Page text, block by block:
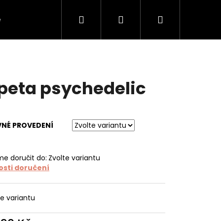
Kontakt
Hledat PřihlášeníNákupní
psychedelic
PROVEDENÍ
doručit do: Zvolte variantu
doručení
variantu